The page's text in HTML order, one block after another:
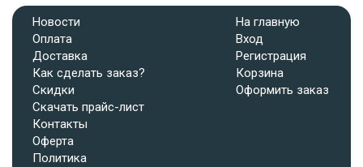
Новости
Оплата
Доставка
Как сделать заказ?
Скидки
Скачать прайс-лист
Контакты
Оферта
Политика
На главную
Вход
Регистрация
Корзина
Оформить заказ